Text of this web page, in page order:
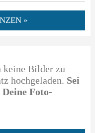
»
keine Bilder zu
hochgeladen. Sei
Foto-